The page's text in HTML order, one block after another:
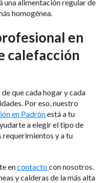
una alimentación regular de
homogénea.
en
calefacción
que cada hogar y cada
Por eso, nuestro
en Padrónestá a tu
a elegir el tipo de
requerimientos y a tu
encontactocon nosotros.
y calderas de la más alta